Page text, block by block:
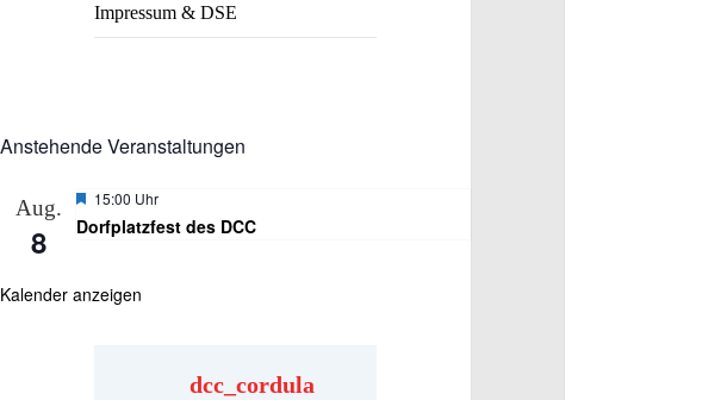
Impressum & DSE
Anstehende Veranstaltungen
Aug.
8
Hervorgehoben
15:00 Uhr
Dorfplatzfest des DCC
Kalender anzeigen
dcc_cordula